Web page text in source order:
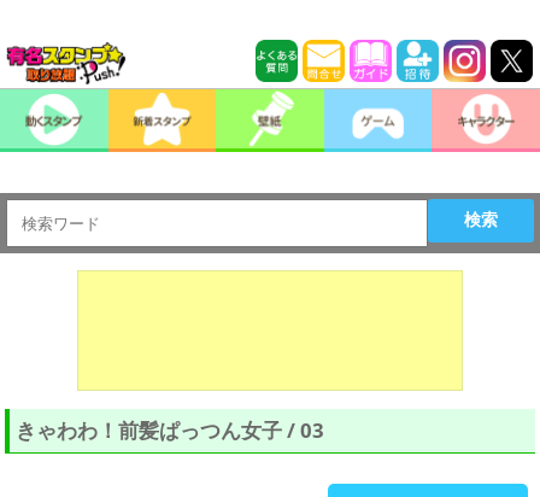
検索
きゃわわ！前髪ぱっつん女子 / 03